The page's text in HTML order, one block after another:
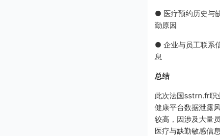
● 医疗预约历史与
勤原因
● 企业与员工联系
息
总结
此次法国sstrn.fr职
健康平台数据泄露
较高，因涉及大量
医疗与缺勤敏感信